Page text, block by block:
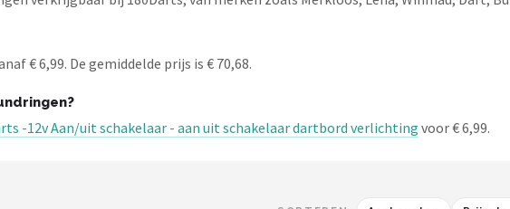
€ 6,99. De gemiddelde prijs is € 70,68.
-12v Aan/uit schakelaar - aan uit schakelaar dartbord verlichting voor € 6,99.